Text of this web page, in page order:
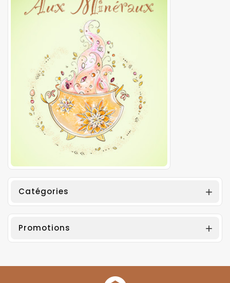
Catégories 
Promotions 